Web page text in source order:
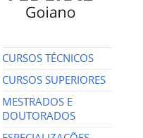
CURSOS TÉCNICOS
CURSOS SUPERIORES
MESTRADOS E
DOUTORADOS